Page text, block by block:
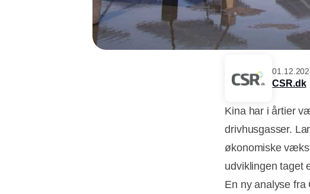
CSR.dk
Kina har i årtier
drivhusgasser.
økonomiske
udviklingen taget
En ny analyse fra